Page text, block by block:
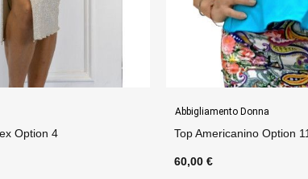
11
Gonne
Gonna Flora 2 Option 62
75,00 €